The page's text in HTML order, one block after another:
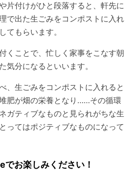
片付けがひと段落すると、軒先に
で出た生ごみをコンポストに入れ
てもらいます。
くことで、忙しく家事をこなす朝
気分になるといいます。
、生ごみをコンポストに入れると
肥が畑の栄養となり……その循環
ガティブなものと見られがちな生
ってはポジティブなものになって
でお楽しみください！